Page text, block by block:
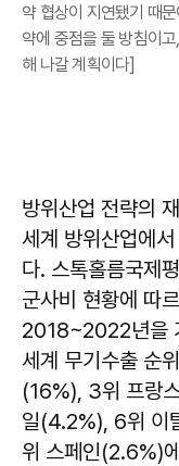
약 협상이 지연됐기 때
약에 중점을 둘 방침이
해 나갈 계획이다]
방위산업 전략의
세계 방위산업에
다. 스톡홀름국제
군사비 현황에 따
2018~2022년을
세계 무기수출 순
(16%), 3위 프랑
일(4.2%), 6위 이
위 스페인(2.6%)